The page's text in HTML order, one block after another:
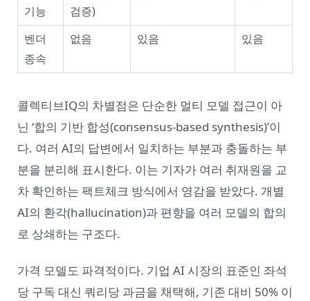
기능
검증)
벤더
종속
없음 있음 있음
콜렉티브IQ의 차별점은 단순한 멀티 모델 접근이 아
닌 ‘합의 기반 합성(consensus-based synthesis)’이
다. 여러 AI의 답변에서 일치하는 부분과 충돌하는 부
분을 분리해 표시한다. 이는 기자가 여러 취재원을 교
차 확인하는 팩트체크 방식에서 영감을 받았다. 개별
AI의 환각(hallucination)과 편향을 여러 모델의 합의
로 상쇄하는 구조다.
가격 모델도 파격적이다. 기업 AI 시장의 표준인 좌석
당 구독 대신 쿼리당 과금을 채택해, 기존 대비 50% 이